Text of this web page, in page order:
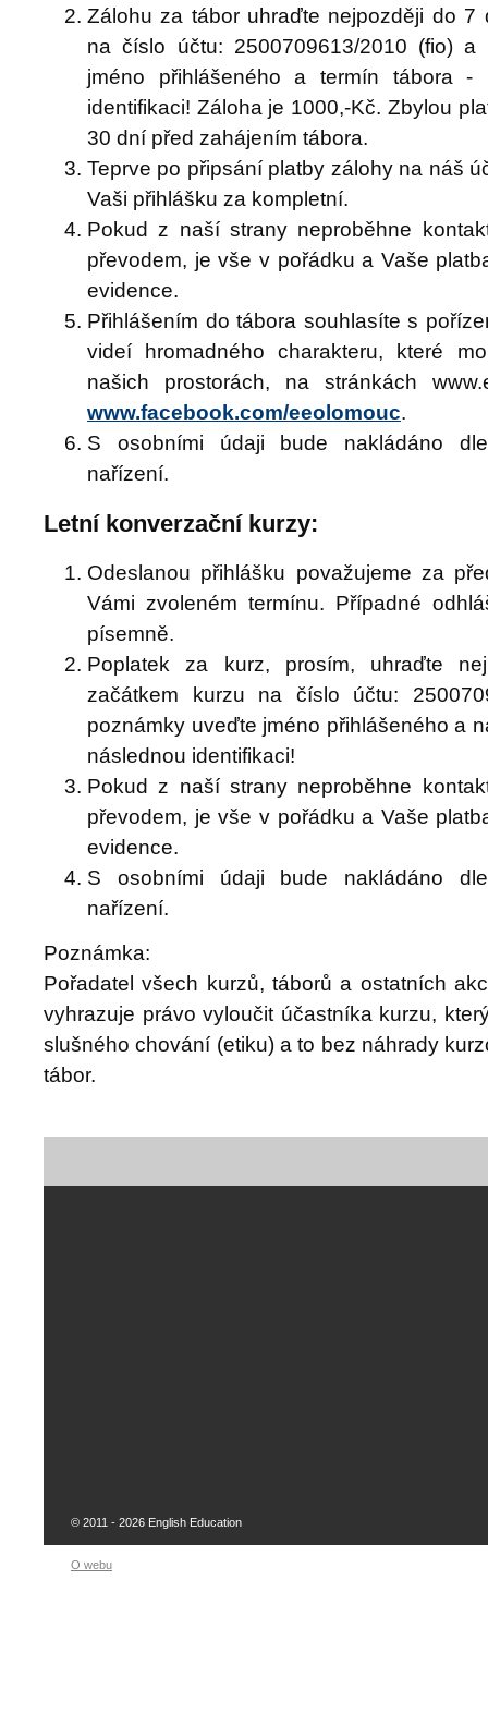
Zálohu za tábor uhraďte nejpozději do 7
na číslo účtu: 2500709613/2010 (fio) a
jméno přihlášeného a termín tábora -
identifikaci! Záloha je 1000,-Kč. Zbylou
30 dní před zahájením tábora.
Teprve po připsání platby zálohy na náš
Vaši přihlášku za kompletní.
Pokud z naší strany neproběhne
převodem, je vše v pořádku a Vaše
evidence.
Přihlášením do tábora souhlasíte s
videí hromadného charakteru, které
našich prostorách, na stránkách
www.facebook.com/eeolomouc.
S osobními údaji bude nakládáno
nařízení.
Letní konverzační kurzy:
Odeslanou přihlášku považujeme za
Vámi zvoleném termínu. Případné
písemně.
Poplatek za kurz, prosím, uhraďte
začátkem kurzu na číslo účtu:
poznámky uveďte jméno přihlášeného a
následnou identifikaci!
Pokud z naší strany neproběhne
převodem, je vše v pořádku a Vaše
evidence.
S osobními údaji bude nakládáno
nařízení.
Poznámka:
Pořadatel všech kurzů, táborů a ostatních
vyhrazuje právo vyloučit účastníka kurzu,
slušného chování (etiku) a to bez náhrady
tábor.
© 2011 - 2026 English Education
O webu